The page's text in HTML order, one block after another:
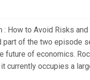
: How to Avoid Risks
part of the two episode
future of economics.
currently occupies a